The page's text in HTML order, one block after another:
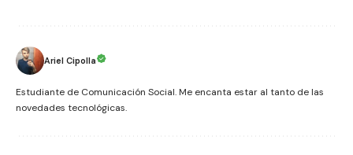
Ariel Cipolla
Estudiante de Comunicación Social. Me encanta estar al tanto de las
novedades tecnológicas.